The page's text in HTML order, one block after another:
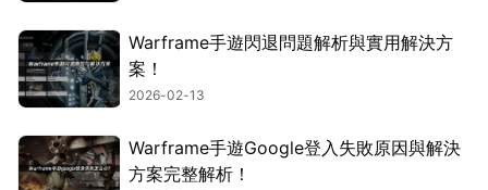
Warframe手遊閃退問題解析與實用解決方
案！
2026-02-13
Warframe手遊Google登入失敗原因與解決
方案完整解析！